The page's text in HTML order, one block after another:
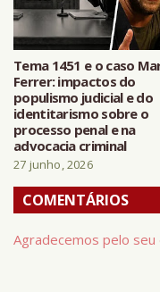
Tema 1451 e o caso
Ferrer: impactos do
populismo judicial e do
identitarismo sobre o
processo penal e na
advocacia criminal
27 junho, 2026
COMENTÁRIOS
Agradecemos pelo seu